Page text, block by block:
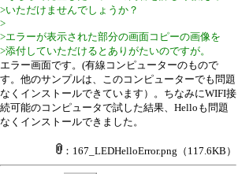
>いただけませんでしょうか？
>
>エラーが表示された部分の画面コピーの画像を
>添付していただけるとありがたいのですが。
エラー画面です。(有線コンピューターのもので
す。他のサンプルは、このコンピューターでも問題
なくインストールできています）。ちなみにWIFI接
続可能のコンピュータで試した結果、Helloも問題
なくインストールできました。
：167_LEDHelloError.png （117.6KB）